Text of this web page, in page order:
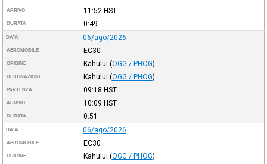
ARRIVO 11:52 HST
DURATA 0:49
DATA 06/ago/2026
AEROMOBILE EC30
ORIGINE Kahului (OGG / PHOG)
DESTINAZIONE Kahului (OGG / PHOG)
PARTENZA 09:18 HST
ARRIVO 10:09 HST
DURATA 0:51
DATA 06/ago/2026
AEROMOBILE EC30
ORIGINE Kahului (OGG / PHOG)